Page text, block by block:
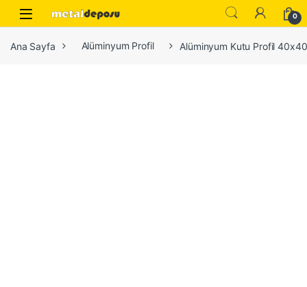
Skip to navigation
Skip to content
0
Ana Sayfa Alüminyum Profil Alüminyum Kutu Profil